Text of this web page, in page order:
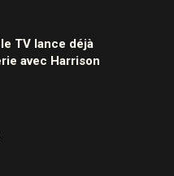
TV lance déjà
avec Harrison